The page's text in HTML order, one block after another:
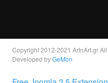
Copyright 2012-2021 ArtnArt.gr
Developed byGeMon